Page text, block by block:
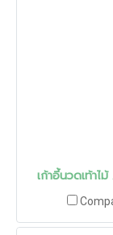
เก้าอี้นวดเท้าไ